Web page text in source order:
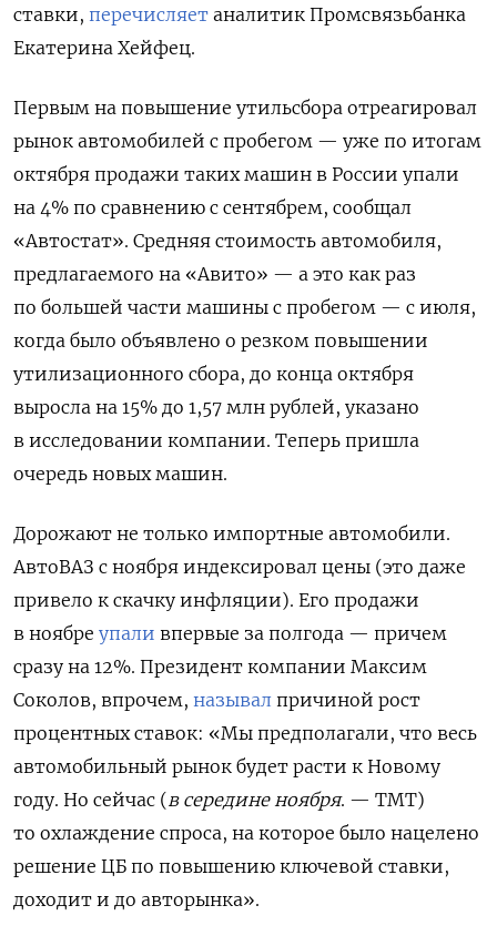
ставки, перечисляет аналитик Промсвязьбанка
Екатерина Хейфец.
Первым на повышение утильсбора отреагировал
рынок автомобилей с пробегом — уже по итогам
октября продажи таких машин в России упали
на 4% по сравнению с сентябрем, сообщал
«Автостат». Средняя стоимость автомобиля,
предлагаемого на «Авито» — а это как раз
по большей части машины с пробегом — с июля,
когда было объявлено о резком повышении
утилизационного сбора, до конца октября
выросла на 15% до 1,57 млн рублей, указано
в исследовании компании. Теперь пришла
очередь новых машин.
Дорожают не только импортные автомобили.
АвтоВАЗ с ноября индексировал цены (это даже
привело к скачку инфляции). Его продажи
в ноябре упали впервые за полгода — причем
сразу на 12%. Президент компании Максим
Соколов, впрочем, называл причиной рост
процентных ставок: «Мы предполагали, что весь
автомобильный рынок будет расти к Новому
году. Но сейчас (в середине ноября. — ТМТ)
то охлаждение спроса, на которое было нацелено
решение ЦБ по повышению ключевой ставки,
доходит и до авторынка».